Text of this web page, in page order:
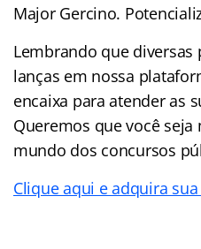
Major Gercino.
Lembrando que
lanças em nossa
encaixa para atender as
Queremos que você
mundo dos concursos
Clique aqui e adquira